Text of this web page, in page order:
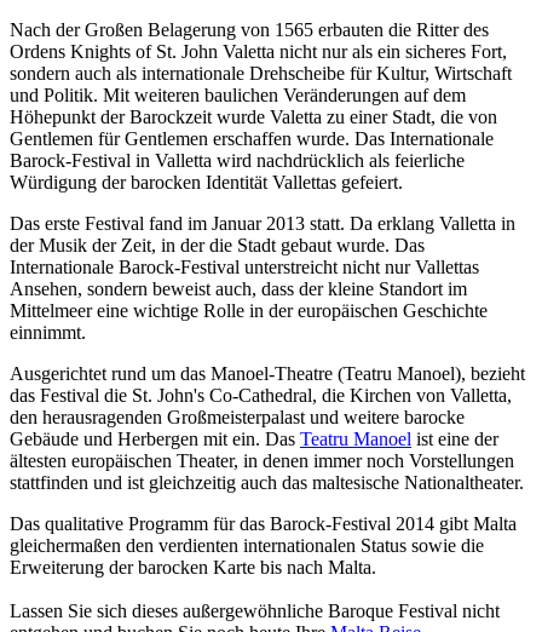
Nach der Großen Belagerung von 1565 erbauten die Ritter des
Ordens Knights of St. John Valetta nicht nur als ein sicheres Fort,
sondern auch als internationale Drehscheibe für Kultur, Wirtschaft
und Politik. Mit weiteren baulichen Veränderungen auf dem
Höhepunkt der Barockzeit wurde Valetta zu einer Stadt, die von
Gentlemen für Gentlemen erschaffen wurde. Das Internationale
Barock-Festival in Valletta wird nachdrücklich als feierliche
Würdigung der barocken Identität Vallettas gefeiert.
Das erste Festival fand im Januar 2013 statt. Da erklang Valletta in
der Musik der Zeit, in der die Stadt gebaut wurde. Das
Internationale Barock-Festival unterstreicht nicht nur Vallettas
Ansehen, sondern beweist auch, dass der kleine Standort im
Mittelmeer eine wichtige Rolle in der europäischen Geschichte
einnimmt.
Ausgerichtet rund um das Manoel-Theatre (Teatru Manoel), bezieht
das Festival die St. John's Co-Cathedral, die Kirchen von Valletta,
den herausragenden Großmeisterpalast und weitere barocke
Gebäude und Herbergen mit ein. Das Teatru Manoel ist eine der
ältesten europäischen Theater, in denen immer noch Vorstellungen
stattfinden und ist gleichzeitig auch das maltesische Nationaltheater.
Das qualitative Programm für das Barock-Festival 2014 gibt Malta
gleichermaßen den verdienten internationalen Status sowie die
Erweiterung der barocken Karte bis nach Malta.
Lassen Sie sich dieses außergewöhnliche Baroque Festival nicht